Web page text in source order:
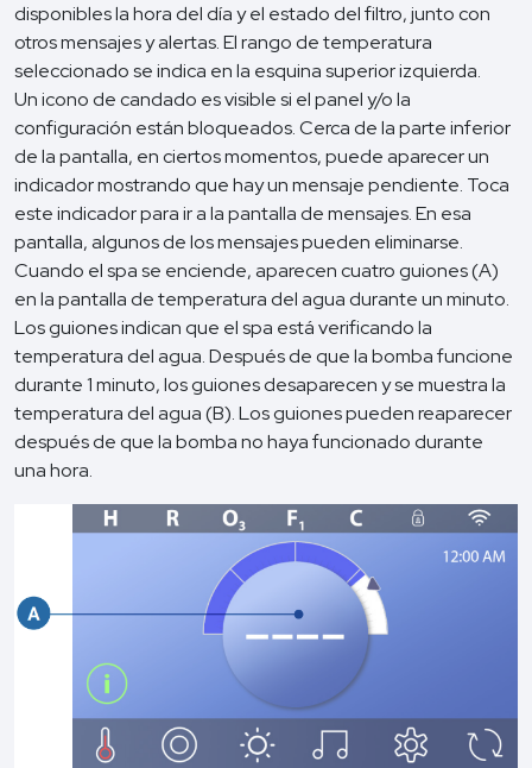
disponibles la hora del día y el estado del filtro, junto con
otros mensajes y alertas. El rango de temperatura
seleccionado se indica en la esquina superior izquierda.
Un icono de candado es visible si el panel y/o la
configuración están bloqueados. Cerca de la parte inferior
de la pantalla, en ciertos momentos, puede aparecer un
indicador mostrando que hay un mensaje pendiente. Toca
este indicador para ir a la pantalla de mensajes. En esa
pantalla, algunos de los mensajes pueden eliminarse.
Cuando el spa se enciende, aparecen cuatro guiones (A)
en la pantalla de temperatura del agua durante un minuto.
Los guiones indican que el spa está verificando la
temperatura del agua. Después de que la bomba funcione
durante 1 minuto, los guiones desaparecen y se muestra la
temperatura del agua (B). Los guiones pueden reaparecer
después de que la bomba no haya funcionado durante
una hora.